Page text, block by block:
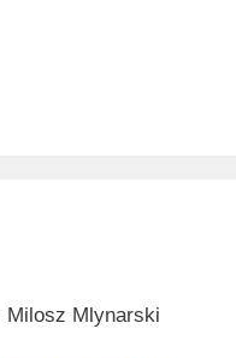
Milosz Mlynarski